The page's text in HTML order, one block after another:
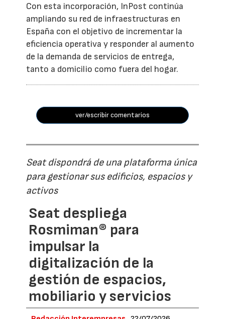
Con esta incorporación, InPost continúa
ampliando su red de infraestructuras en
España con el objetivo de incrementar la
eficiencia operativa y responder al aumento
de la demanda de servicios de entrega,
tanto a domicilio como fuera del hogar.
ver/escribir comentarios
Seat dispondrá de una plataforma única
para gestionar sus edificios, espacios y
activos
Seat despliega
Rosmiman® para
impulsar la
digitalización de la
gestión de espacios,
mobiliario y servicios